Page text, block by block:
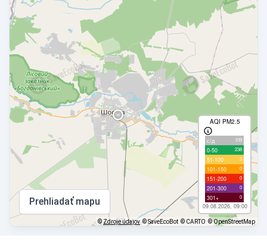
AQI PM2.5
с/д 109
0-50 238
51-100 3
101-150 0
151-200 0
201-300 0
301+ 0
09.08.2026, 09:00
Prehliadať mapu
© Zdroje údajov © SaveEcoBot © CARTO © OpenStreetMap